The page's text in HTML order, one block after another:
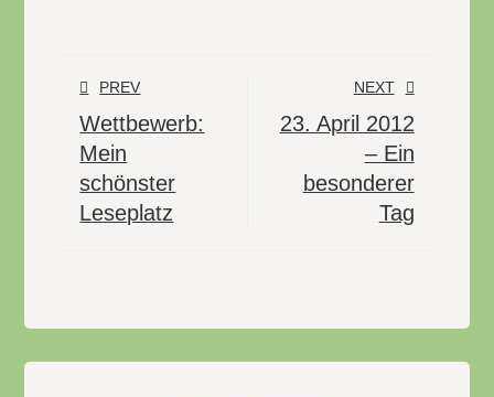
PREV
Wettbewerb:
Mein
schönster
Leseplatz
NEXT
23. April 2012
– Ein
besonderer
Tag